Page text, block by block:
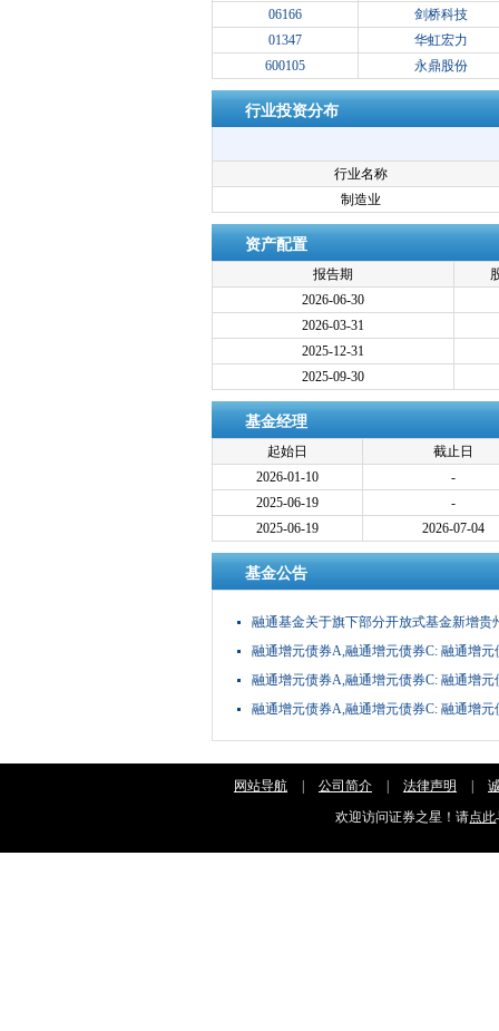
06166
剑桥科技
01347
华虹宏力
600105
永鼎股份
行业投资分布
行业名称
制造业
资产配置
报告期
2026-06-30
2026-03-31
2025-12-31
2025-09-30
基金经理
起始日
截止日
2026-01-10
-
2025-06-19
-
2025-06-19
2026-07-04
基金公告
融通基金关于旗下部分开放式基金新增
融通增元债券A,融通增元债券C: 融通增
融通增元债券A,融通增元债券C: 融通增
融通增元债券A,融通增元债券C: 融通增
网站导航 公司简介 法律声明
欢迎访问证券之星！请点此